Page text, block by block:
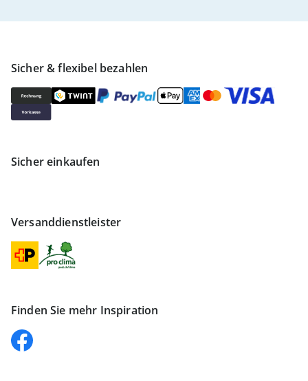
Sicher & flexibel bezahlen
Sicher einkaufen
Versanddienstleister
Finden Sie mehr Inspiration